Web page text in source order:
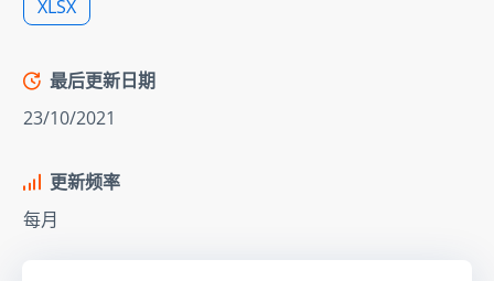
XLSX
最后更新日期
23/10/2021
更新频率
每月